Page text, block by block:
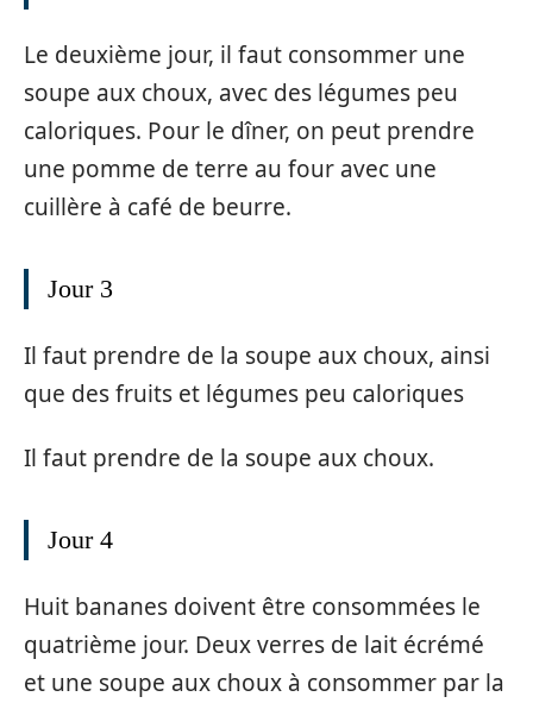
Le deuxième jour, il faut consommer une
soupe aux choux, avec des légumes peu
caloriques. Pour le dîner, on peut prendre
une pomme de terre au four avec une
cuillère à café de beurre.
Jour 3
Il faut prendre de la soupe aux choux, ainsi
que des fruits et légumes peu caloriques
Il faut prendre de la soupe aux choux.
Jour 4
Huit bananes doivent être consommées le
quatrième jour. Deux verres de lait écrémé
et une soupe aux choux à consommer par la